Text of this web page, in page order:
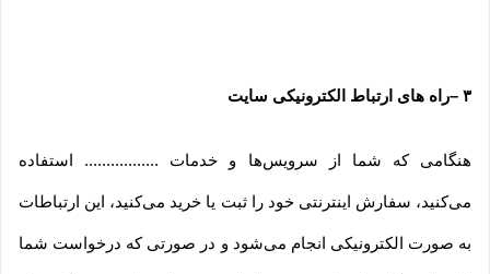
۳ –راه های ارتباط الکترونیکی سایت
هنگامی که شما از سرویس‌‏ها و خدمات ................. استفاده
می‏‌کنید، سفارش اینترنتی خود را ثبت یا خرید می‏‌کنید، این ارتباطات
به صورت الکترونیکی انجام می‏‌شود و در صورتی که درخواست شما